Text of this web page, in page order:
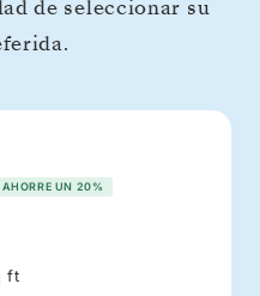
de seleccionar su
AHORRE UN 20%
ft